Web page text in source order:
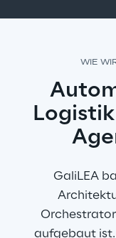
WIE
GaliLEA
aufgebaut ist.